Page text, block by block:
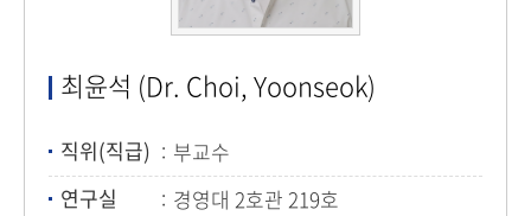
최윤석 (Dr. Choi, Yoonseok)
직위(직급)
부교수
연구실
경영대 2호관 219호